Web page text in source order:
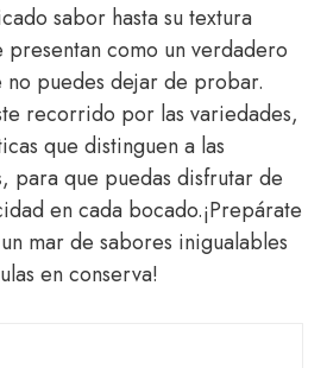
sabor hasta su textura
presentan como un verdadero
puedes dejar de probar.
recorrido por las variedades,
que distinguen a las
, para que puedas disfrutar de
en cada bocado.¡Prepárate
mar de sabores inigualables
en conserva!